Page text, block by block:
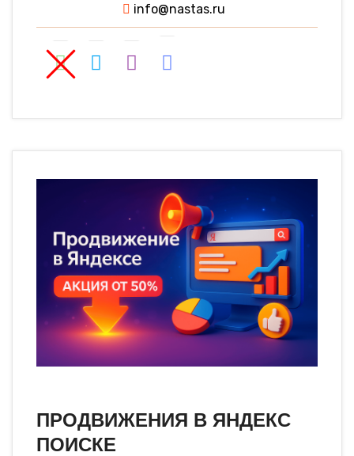
info@nastas.ru
ПРОДВИЖЕНИЯ В ЯНДЕКС
ПОИСКЕ